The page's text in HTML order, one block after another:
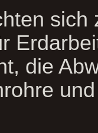
sich
die